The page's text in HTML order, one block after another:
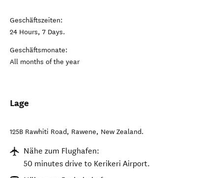
Geschäftszeiten:
24 Hours, 7 Days.
Geschäftsmonate:
All months of the year
Lage
125B Rawhiti Road, Rawene, New Zealand.
Nähe zum Flughafen:
50 minutes drive to Kerikeri Airport.